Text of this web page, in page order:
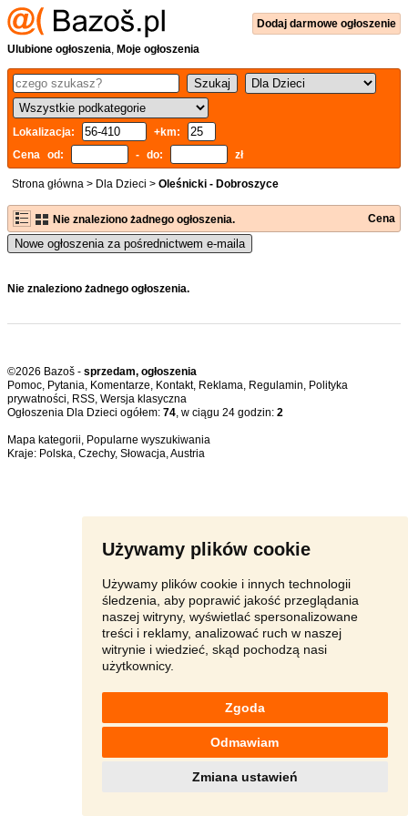
Używamy plików cookie
Używamy plików cookie i innych technologii
śledzenia, aby poprawić jakość przeglądania
naszej witryny, wyświetlać spersonalizowane
treści i reklamy, analizować ruch w naszej
witrynie i wiedzieć, skąd pochodzą nasi
użytkownicy.
Zgoda
Odmawiam
Zmiana ustawień
Dodaj darmowe ogłoszenie
Ulubione ogłoszenia, Moje ogłoszenia
Lokalizacja:
+km:
Cena od:
- do: zł
Strona główna > Dla Dzieci > Oleśnicki - Dobroszyce
Nie znaleziono żadnego ogłoszenia. Cena
Nowe ogłoszenia za pośrednictwem e-maila
Nie znaleziono żadnego ogłoszenia.
©2026 Bazoš - sprzedam, ogłoszenia
Pomoc, Pytania, Komentarze, Kontakt, Reklama, Regulamin, Polityka
prywatności, RSS,
Ogłoszenia Dla Dzieci ogółem: 74, w ciągu 24 godzin: 2
Mapa kategorii, Popularne wyszukiwania
Kraje: Polska, Czechy, Słowacja,Austria